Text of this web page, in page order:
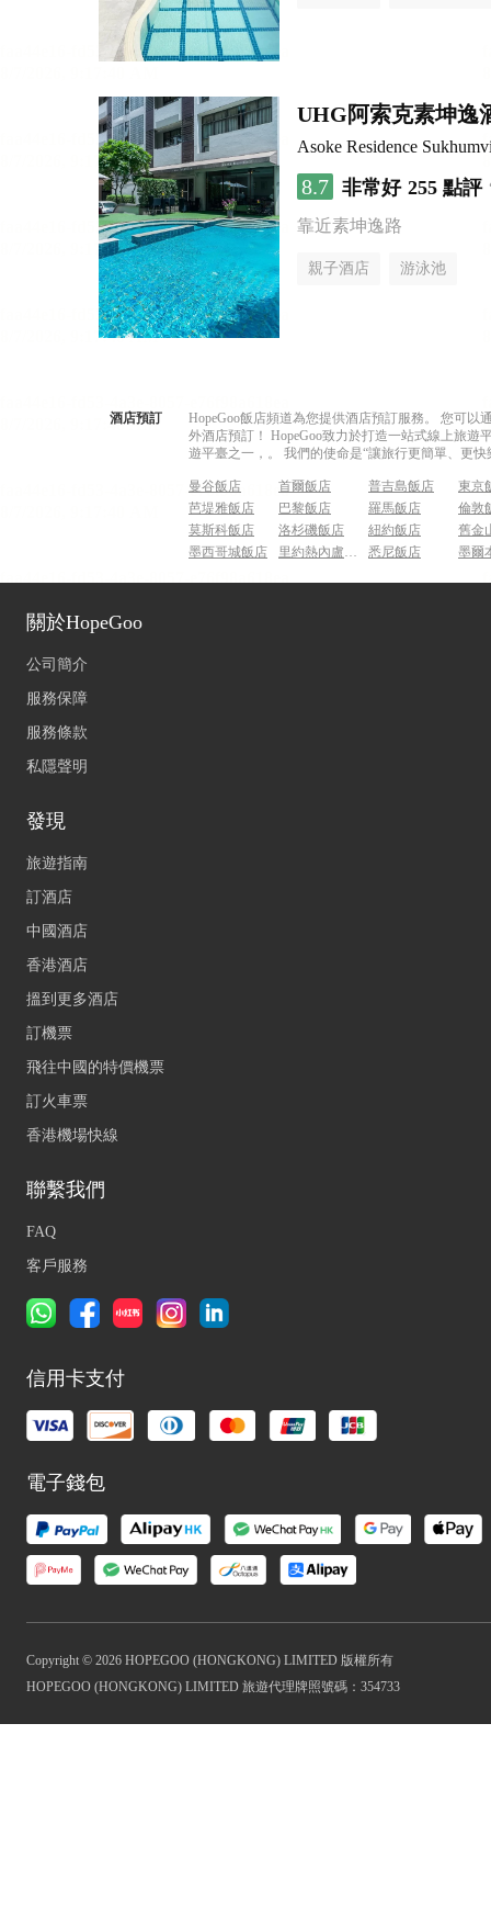
UHG阿索克素坤逸
Asoke Residence
8.7 非常好 255 點評
靠近素坤逸路
親子酒店 游泳池
酒店預訂
HopeGoo飯店頻道為您提供酒店預訂服務。 您可
外酒店預訂！ HopeGoo致力於打造一站式線上旅
遊平臺之一，。 我們的使命是“讓旅行更簡單、更
曼谷飯店 首爾飯店 普吉島飯店
東京
芭堤雅飯店
巴黎飯店 羅馬飯店
倫敦
莫斯科飯店
洛杉磯飯店 紐約飯店
舊金
墨西哥城飯店
里約熱內盧飯店 悉尼飯店 墨爾
關於HopeGoo
公司簡介
服務保障
服務條款
私隱聲明
發現
旅遊指南
訂酒店
中國酒店
香港酒店
搵到更多酒店
訂機票
飛往中國的特價機票
訂火車票
香港機場快線
聯繫我們
FAQ
客戶服務
信用卡支付
電子錢包
Copyright © 2026 HOPEGOO (HONGKONG) LIMITED 版權所有
HOPEGOO (HONGKONG) LIMITED 旅遊代理牌照號碼：354733